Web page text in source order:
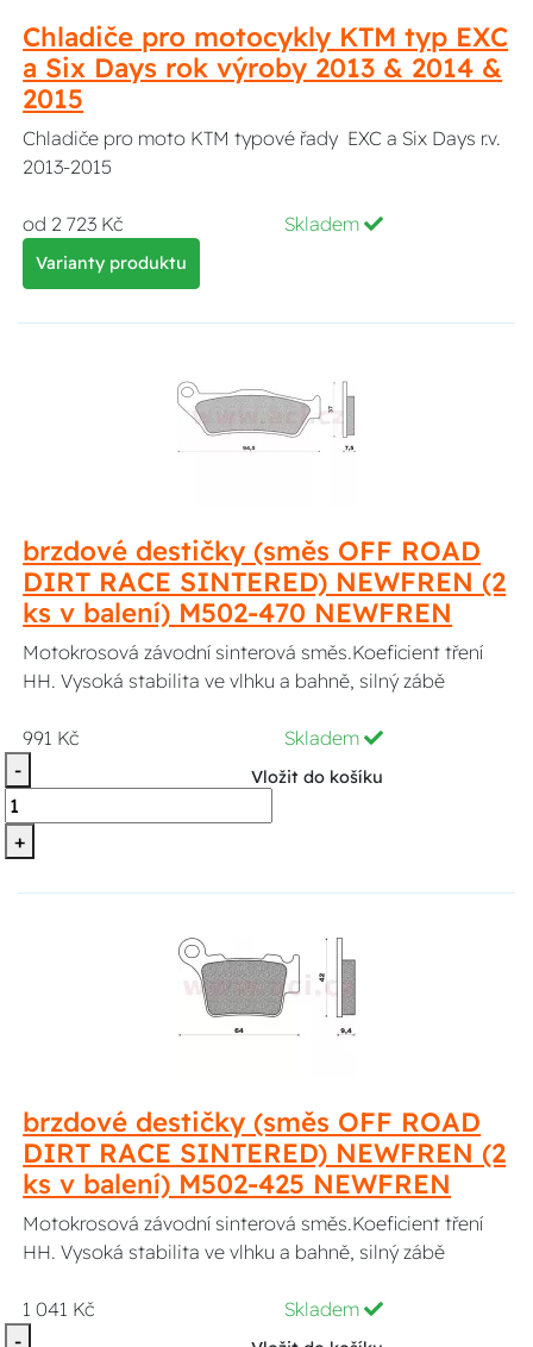
Chladiče pro motocykly KTM typ EXC
a Six Days rok výroby 2013 & 2014 &
2015
Chladiče pro moto KTM typové řady EXC a Six Days r.v.
2013-2015
od 2 723 Kč Skladem
Varianty produktu
brzdové destičky (směs OFF ROAD
DIRT RACE SINTERED) NEWFREN (2
ks v balení) M502-470 NEWFREN
Motokrosová závodní sinterová směs.Koeficient tření
HH. Vysoká stabilita ve vlhku a bahně, silný zábě
991 Kč
Skladem
-
+
Vložit do košíku
brzdové destičky (směs OFF ROAD
DIRT RACE SINTERED) NEWFREN (2
ks v balení) M502-425 NEWFREN
Motokrosová závodní sinterová směs.Koeficient tření
HH. Vysoká stabilita ve vlhku a bahně, silný zábě
1 041 Kč
Skladem
-